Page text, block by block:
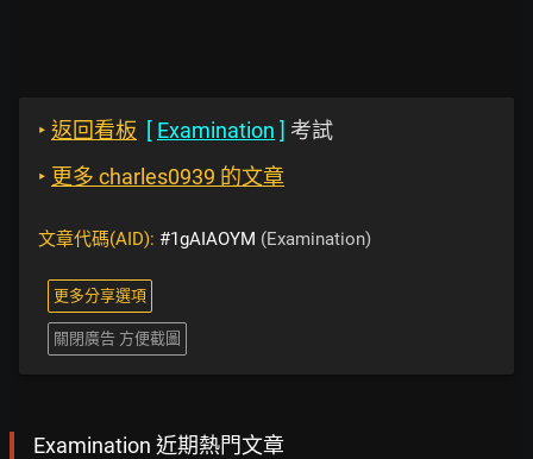
‣ 返回看板 [ Examination ] 考試
‣ 更多 charles0939 的文章
文章代碼(AID): #1gAIAOYM (Examination)
更多分享選項
關閉廣告 方便截圖
Examination 近期熱門文章